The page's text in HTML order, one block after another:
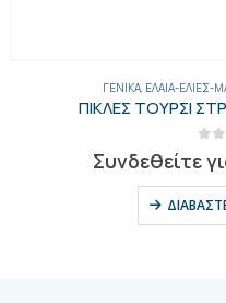
ΓΕΝΙΚΑ,ΈΛΑΙΑ-
ΕΛΙΕΣ
Συνδεθείτε